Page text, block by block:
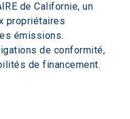
de Californie, un
propriétaires
émissions.
de conformité,
de financement.